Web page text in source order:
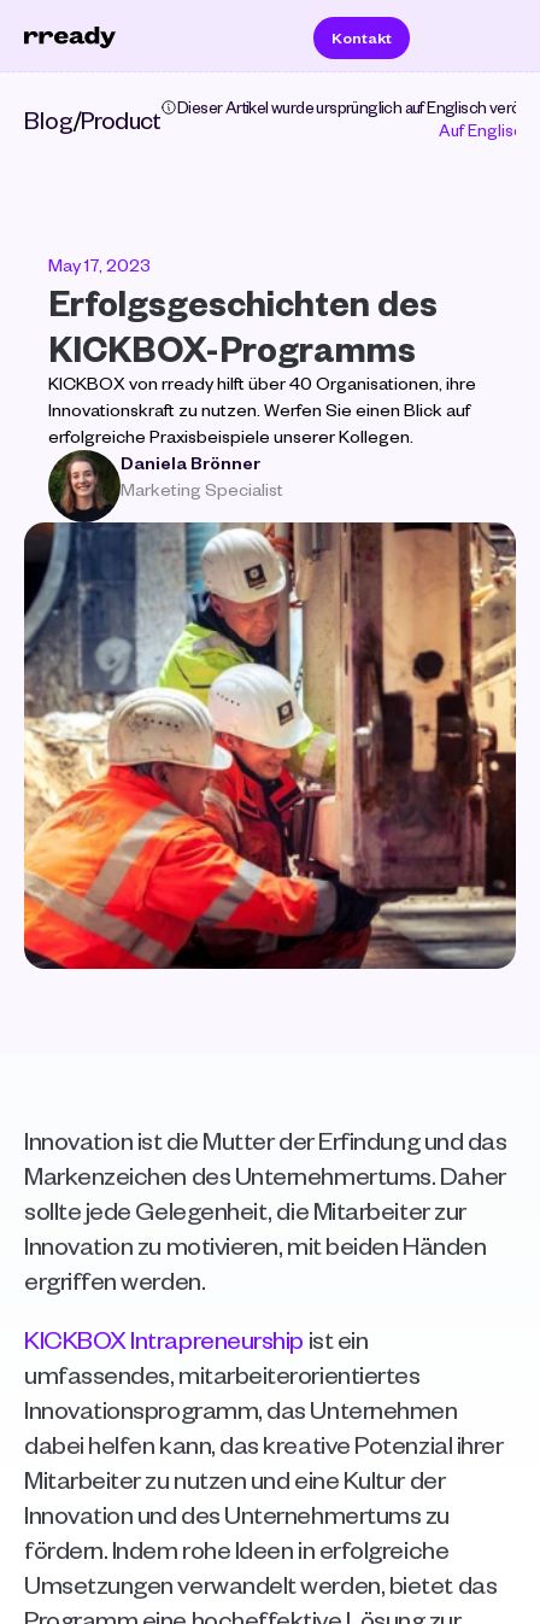
Kontakt
Blog/Product
Dieser Artikel wurde ursprünglich auf Englisch
Auf Englisch
May 17, 2023
Erfolgsgeschichten des
KICKBOX-Programms
KICKBOX von rready hilft über 40 Organisationen, ihre
Innovationskraft zu nutzen. Werfen Sie einen Blick auf
erfolgreiche Praxisbeispiele unserer Kollegen.
Daniela Brönner
Marketing Specialist
Innovation ist die Mutter der Erfindung und das
Markenzeichen des Unternehmertums. Daher
sollte jede Gelegenheit, die Mitarbeiter zur
Innovation zu motivieren, mit beiden Händen
ergriffen werden.
KICKBOX Intrapreneurship ist ein
umfassendes, mitarbeiterorientiertes
Innovationsprogramm, das Unternehmen
dabei helfen kann, das kreative Potenzial ihrer
Mitarbeiter zu nutzen und eine Kultur der
Innovation und des Unternehmertums zu
fördern. Indem rohe Ideen in erfolgreiche
Umsetzungen verwandelt werden, bietet das